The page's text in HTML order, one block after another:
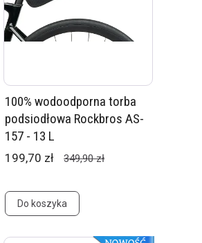
100% wodoodporna torba
podsiodłowa Rockbros AS-
157 - 13 L
199,70 zł 349,90 zł
Do koszyka